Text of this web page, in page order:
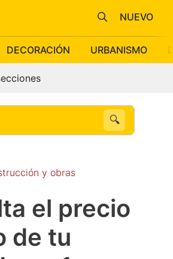
DECORACIÓN URBANISMO
NUEVO
🔍
y obras
el precio
de tu